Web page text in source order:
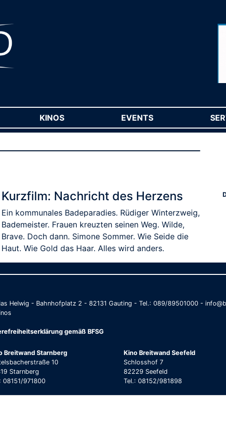
KINOS EVENTS
Kurzfilm: Nachricht des Herzens
Ein kommunales Badeparadies. Rüdiger Winterzweig,
Bademeister. Frauen kreuzten seinen Weg. Wilde,
Brave. Doch dann. Simone Sommer. Wie Seide die
Haut. Wie Gold das Haar. Alles wird anders.
Helwig - Bahnhofplatz 2 - 82131 Gauting - Tel.: 089/89501000 -
gemäß BFSG
Breitwand Starnberg
10
Starnberg
08151/971800
Kino Breitwand Seefeld
Schlosshof 7
82229 Seefeld
Tel.: 08152/981898